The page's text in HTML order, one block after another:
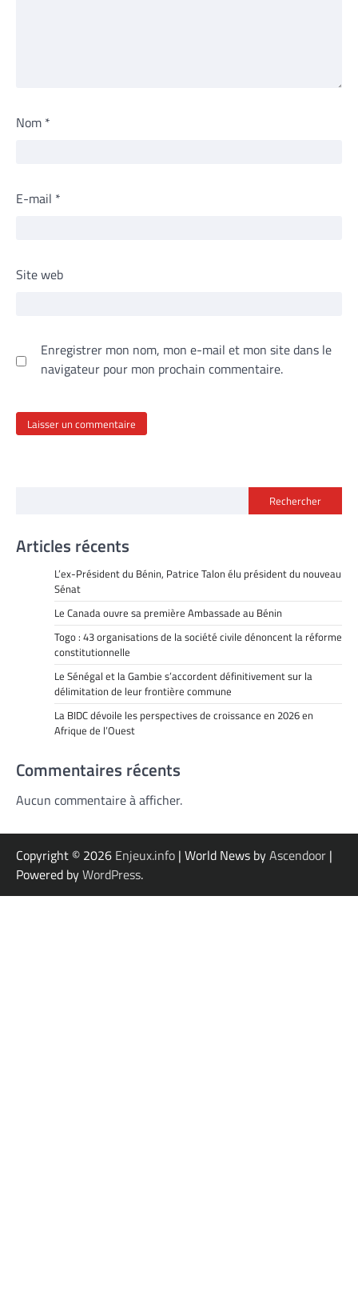
Nom *
E-mail *
Site web
Enregistrer mon nom, mon e-mail et mon site dans le
navigateur pour mon prochain commentaire.
Rechercher
Articles récents
L’ex-Président du Bénin, Patrice Talon élu président du nouveau
Sénat
Le Canada ouvre sa première Ambassade au Bénin
Togo : 43 organisations de la société civile dénoncent la réforme
constitutionnelle
Le Sénégal et la Gambie s’accordent définitivement sur la
délimitation de leur frontière commune
La BIDC dévoile les perspectives de croissance en 2026 en
Afrique de l’Ouest
Commentaires récents
Aucun commentaire à afficher.
Copyright © 2026 Enjeux.info | World News byAscendoor |
Powered byWordPress.